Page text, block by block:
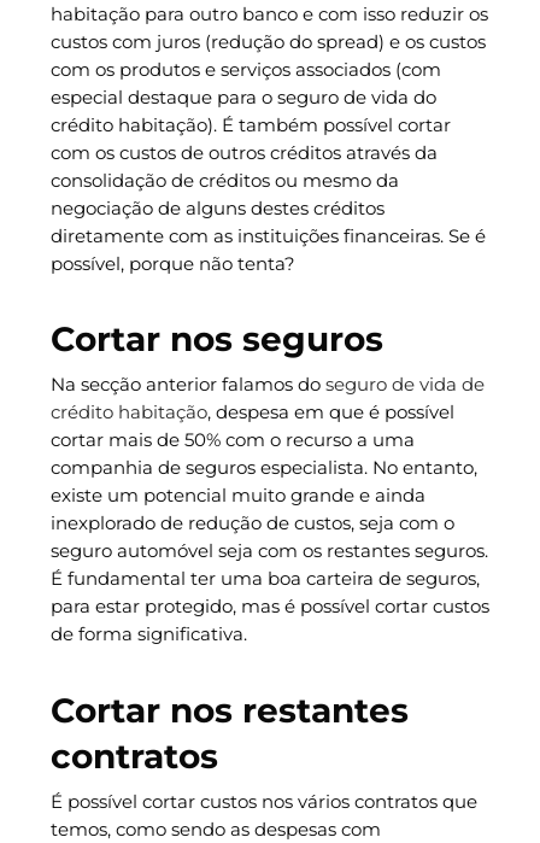
habitação para outro banco e com isso reduzir os
custos com juros (redução do spread) e os custos
com os produtos e serviços associados (com
especial destaque para o seguro de vida do
crédito habitação). É também possível cortar
com os custos de outros créditos através da
consolidação de créditos ou mesmo da
negociação de alguns destes créditos
diretamente com as instituições financeiras. Se é
possível, porque não tenta?
Cortar nos seguros
Na secção anterior falamos do seguro de vida de
crédito habitação, despesa em que é possível
cortar mais de 50% com o recurso a uma
companhia de seguros especialista. No entanto,
existe um potencial muito grande e ainda
inexplorado de redução de custos, seja com o
seguro automóvel seja com os restantes seguros.
É fundamental ter uma boa carteira de seguros,
para estar protegido, mas é possível cortar custos
de forma significativa.
Cortar nos restantes
contratos
É possível cortar custos nos vários contratos que
temos, como sendo as despesas com